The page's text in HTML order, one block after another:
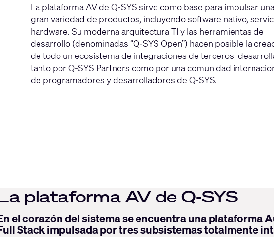
La plataforma AV de Q-SYS sirve como base para impulsar una
gran variedad de productos, incluyendo software nativo,
hardware. Su moderna arquitectura TI y las herramientas de
desarrollo (denominadas “Q-SYS Open”) hacen posible la
de todo un ecosistema de integraciones de terceros,
tanto por Q-SYS Partners como por una comunidad
de programadores y desarrolladores de Q-SYS.
plataforma AV de Q-SYS
el corazón del sistema se encuentra una plataforma
Stack impulsada por tres subsistemas totalmente